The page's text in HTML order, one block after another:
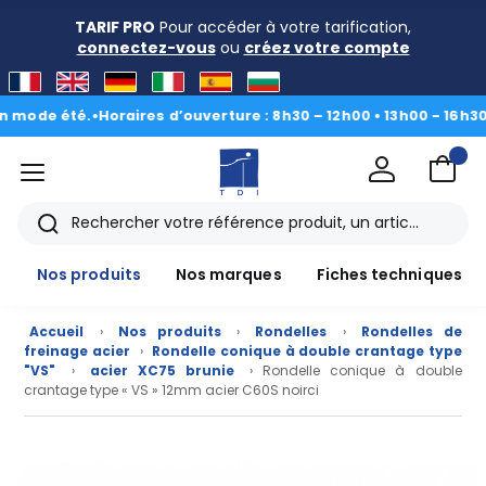
TARIF PRO Pour accéder à votre tarification,
connectez-vousou créez votre compte
été.•Horaires d’ouverture : 8h30 – 12h00 • 13h00 - 16h30|Du
menu
Rechercher
Nos produits
Nos marques Fiches techniques
Accueil › Nos produits › Rondelles ›
Rondelles de
freinage acier
› Rondelle conique à double crantage type
"VS"
› acier XC75 brunie
› Rondelle conique à double
crantage type « VS » 12mm acier C60S noirci